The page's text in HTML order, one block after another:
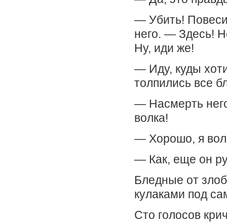
— Убить!
него. — Здесь!
Ну, иди же!
— Иду, куды
толпились все
— Насмерть
волка!
— Хорошо, я
— Как, еще он
Бледные от
кулаками под
Сто голосов